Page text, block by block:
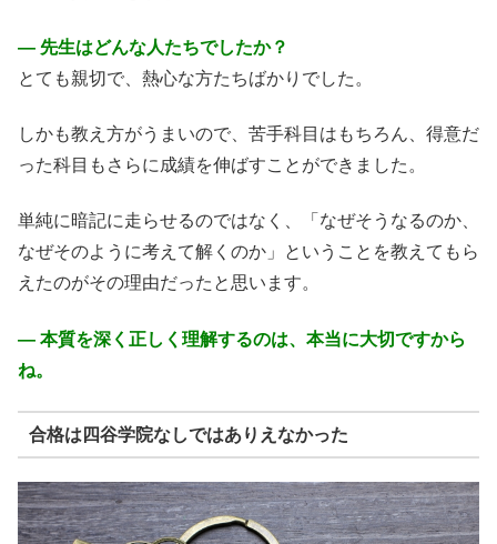
― 先生はどんな人たちでしたか？
とても親切で、熱心な方たちばかりでした。
しかも教え方がうまいので、苦手科目はもちろん、得意だ
った科目もさらに成績を伸ばすことができました。
単純に暗記に走らせるのではなく、「なぜそうなるのか、
なぜそのように考えて解くのか」ということを教えてもら
えたのがその理由だったと思います。
― 本質を深く正しく理解するのは、本当に大切ですから
ね。
合格は四谷学院なしではありえなかった